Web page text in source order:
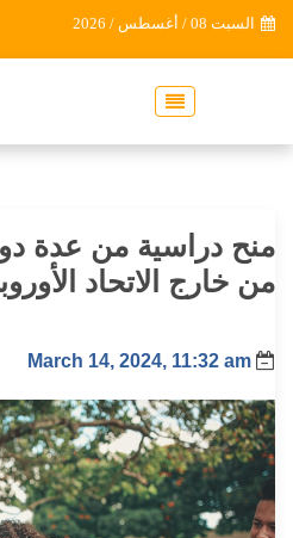
السبت 08 / أغسطس / 2026
منح دراسية من عدة
من خارج الاتحاد
March 14, 2024, 11:32 am